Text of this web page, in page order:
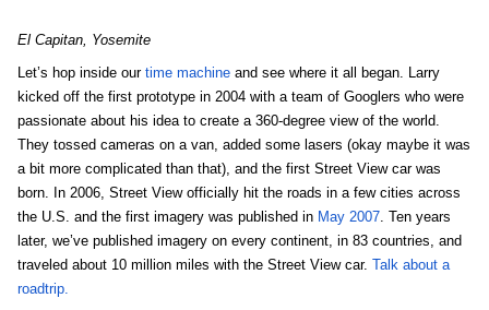
El Capitan, Yosemite
Let’s hop inside our time machine and see where it all began. Larry
kicked off the first prototype in 2004 with a team of Googlers who were
passionate about his idea to create a 360-degree view of the world.
They tossed cameras on a van, added some lasers (okay maybe it was
a bit more complicated than that), and the first Street View car was
born. In 2006, Street View officially hit the roads in a few cities across
the U.S. and the first imagery was published in May 2007 . Ten years
later, we’ve published imagery on every continent, in 83 countries, and
traveled about 10 million miles with the Street View car. Talk about a
roadtrip.